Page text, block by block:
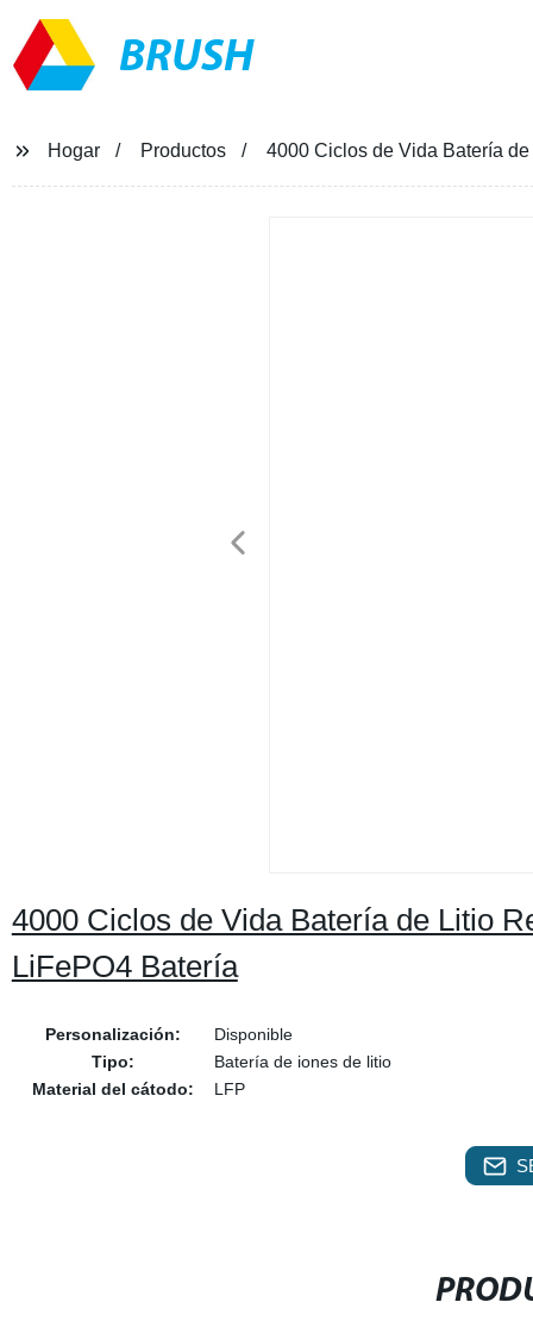
BRUSH
Hogar Productos 4000 Ciclos de Vida Batería
4000 Ciclos de Vida Batería de Litio
LiFePO4 Batería
Personalización:
Disponible
Tipo:
Batería de iones de litio
Material del cátodo:
LFP